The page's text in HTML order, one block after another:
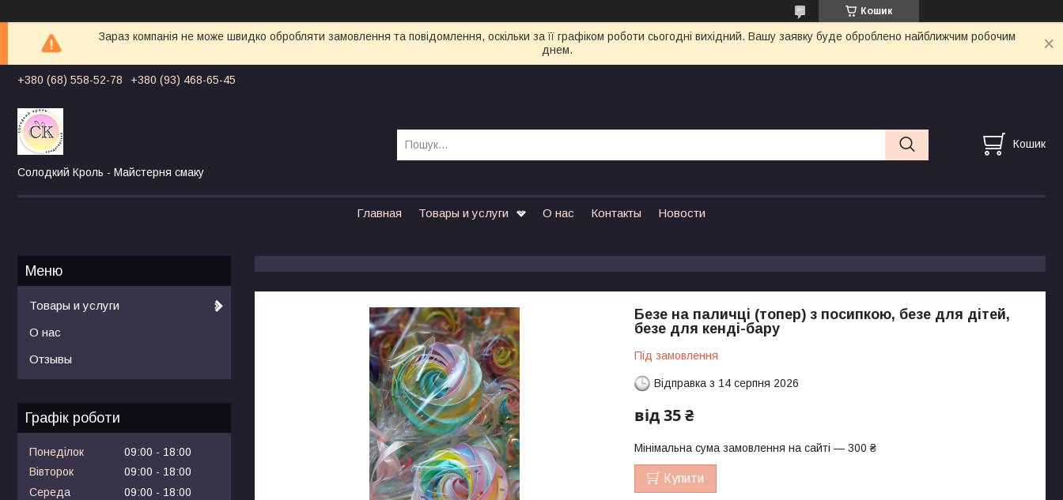
Кошик
Зараз компанія не може швидко обробляти замовлення та повідомлення, оскільки за її графіком роботи сьогодні вихідний. Вашу заявку буде оброблено найближчим робочим
днем.
+380 (68) 558-52-78 +380 (93) 468-65-45
Солодкий Кроль - Майстерня смаку
Кошик
Главная Товары и услуги О нас Контакты Новости
Безе на паличці (топер) з посипкою, безе для дітей,
безе для кенді-бару
Під замовлення
Відправка з 14 серпня 2026
від35 ₴
Мінімальна сума замовлення на сайті — 300 ₴
Купити
Товары и услуги
О нас
Отзывы
Графік роботи
Понеділок 09:00
18:00
Вівторок
09:00
18:00
Середа
09:00
18:00